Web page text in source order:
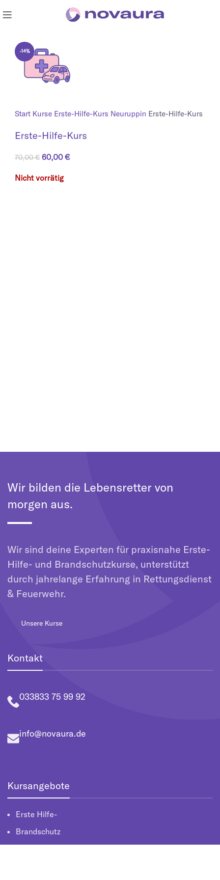
-14%
Start Kurse Erste-Hilfe-Kurs Neuruppin Erste-Hilfe-Kurs
Erste-Hilfe-Kurs
70,00€ Ursprünglicher Preis war: 70,00 €
60,00 €Aktueller Preis ist: 60,00 €.
Nicht vorrätig
Wir bilden die Lebensretter von
morgen aus.
Wir sind deine Experten für praxisnahe Erste-
Hilfe- und Brandschutzkurse, unterstützt
durch jahrelange Erfahrung in Rettungsdienst
& Feuerwehr.
Unsere Kurse
Kontakt
033833 75 99 92
info@novaura.de
Kursangebote
Erste Hilfe-
Brandschutz